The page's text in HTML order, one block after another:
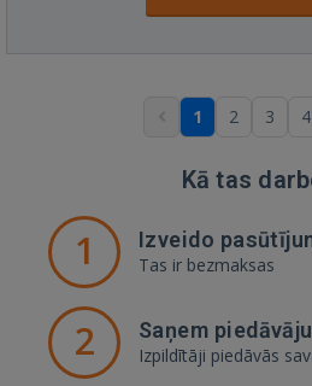
1 2 3 4
Kā tas
1 Izveido
Tas ir bezmaksas
2 Saņem
Izpildītāji piedāvās